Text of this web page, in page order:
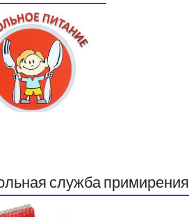
служба примирения